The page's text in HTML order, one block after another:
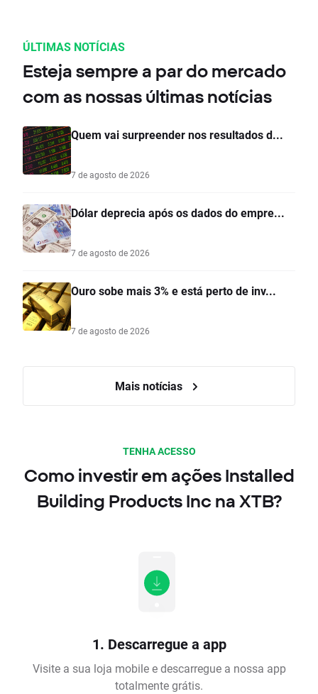
ÚLTIMAS NOTÍCIAS
Esteja sempre a par do mercado
com as nossas últimas notícias
Quem vai surpreender nos resultados d...
7 de agosto de 2026
Dólar deprecia após os dados do empre...
7 de agosto de 2026
Ouro sobe mais 3% e está perto de inv...
7 de agosto de 2026
Mais notícias
TENHA ACESSO
Como investir em ações Installed
Building Products Inc na XTB?
1. Descarregue a app
Visite a sua loja mobile e descarregue a nossa app
totalmente grátis.